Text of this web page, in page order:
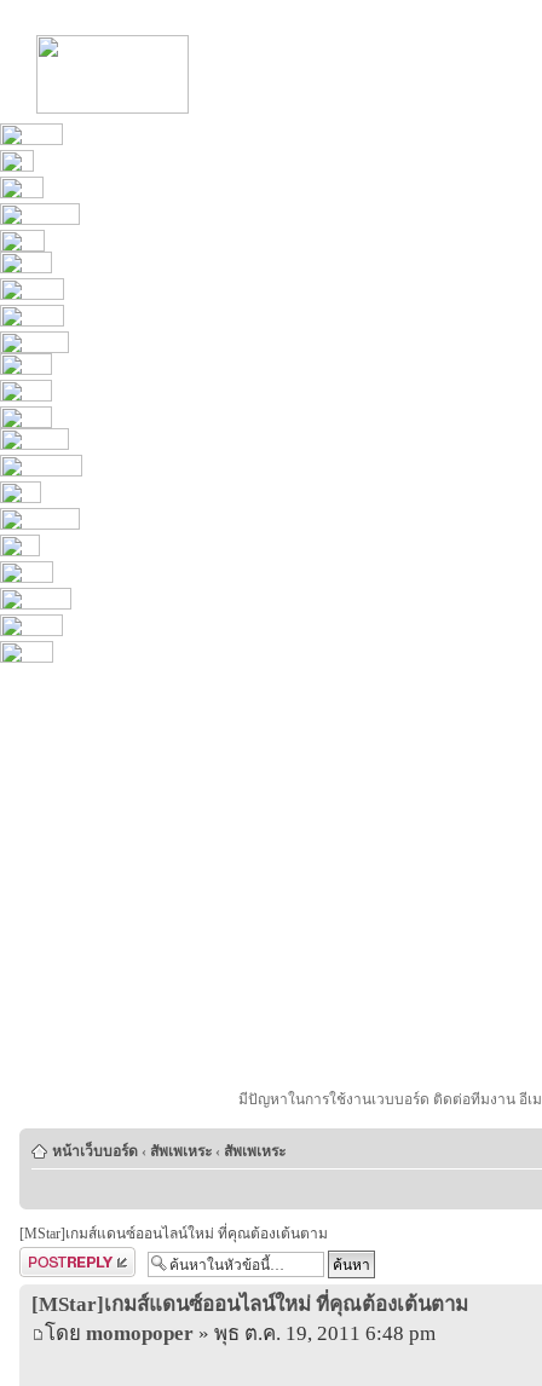
มีปัญหาในการใช้งานเวบบอร์ด ติดต่อทีมงาน อีเ
หน้าเว็บบอร์ด ‹ สัพเพเหระ ‹ สัพเพเหระ
[MStar]เกมส์แดนซ์ออนไลน์ใหม่ ที่คุณต้องเต้นตาม
ตอบกระทู้
[MStar]เกมส์แดนซ์ออนไลน์ใหม่ ที่คุณต้องเต้นตาม
โดย momopoper » พุธ ต.ค. 19, 2011 6:48 pm